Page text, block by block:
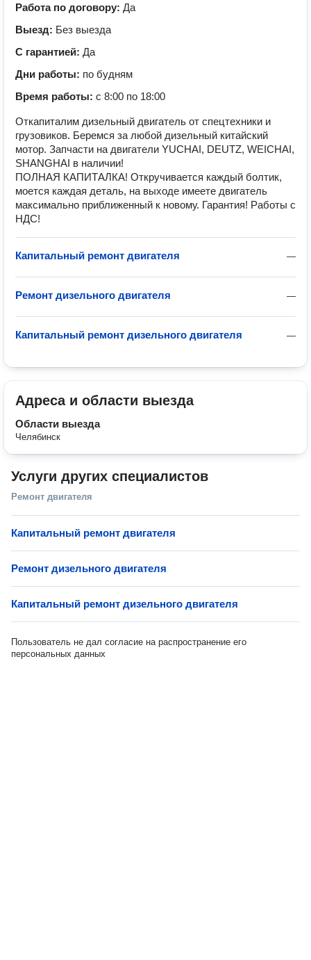
Работа по договору: Да
Выезд: Без выезда
С гарантией: Да
Дни работы: по будням
Время работы: с 8:00 по 18:00
Откапиталим дизельный двигатель от спецтехники и
грузовиков. Беремся за любой дизельный китайский
мотор. Запчасти на двигатели YUCHAI, DEUTZ, WEICHAI,
SHANGHAI в наличии!
ПОЛНАЯ КАПИТАЛКА! Откручивается каждый болтик,
моется каждая деталь, на выходе имеете двигатель
максимально приближенный к новому. Гарантия! Работы с
НДС!
—
Капитальный ремонт двигателя
—
Ремонт дизельного двигателя
—
Капитальный ремонт дизельного двигателя
Адреса и области выезда
Области выезда
Челябинск
Услуги других специалистов
Ремонт двигателя
Капитальный ремонт двигателя
Ремонт дизельного двигателя
Капитальный ремонт дизельного двигателя
Пользователь не дал согласие на распространение его
персональных данных